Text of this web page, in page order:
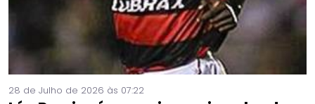
28 de Julho de 2026 às 07:22